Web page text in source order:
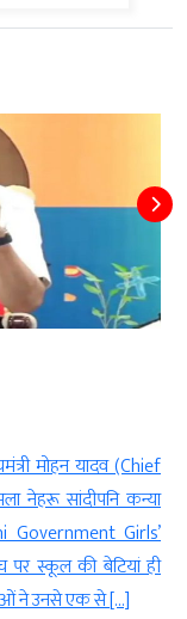
मोहन यादव (Chief
नेहरू सांदीपनि कन्या
Government Girls’
पर स्कूल की बेटियां ही
ने उनसे एक से […]